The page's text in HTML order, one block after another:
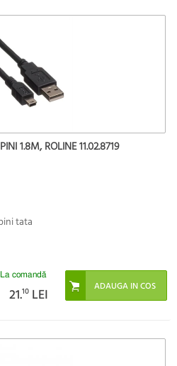
1.8M, ROLINE 11.02.8719
tata
La comandă
21.10 LEI